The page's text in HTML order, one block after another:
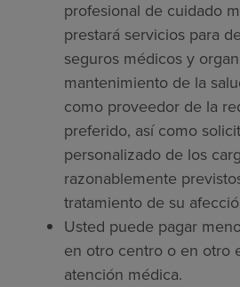
profesional de cuidado
prestará servicios para
seguros médicos y
mantenimiento de la
como proveedor de la
preferido, así como
personalizado de los
razonablemente
tratamiento de su
Usted puede pagar
en otro centro o en otro
atención médica.